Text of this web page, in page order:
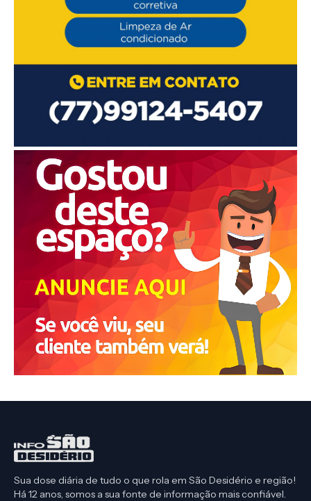
Sua dose diária de tudo o que rola em São Desidério e região!
Há 12 anos, somos a sua fonte de informação mais confiável.